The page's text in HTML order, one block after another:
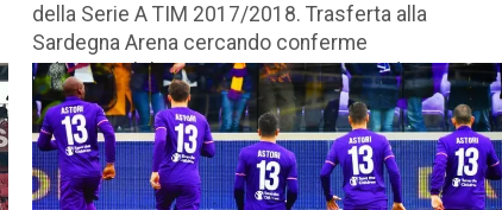
della Serie A TIM 2017/2018. Trasferta alla
Sardegna Arena cercando conferme
indispensabili… La trentesima giornata di
campionato vedrà la sfida tra...